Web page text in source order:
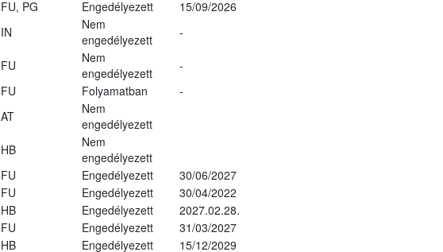
FU, PG Engedélyezett
15/09/2026
IN
Nem
engedélyezett
-
FU
Nem
engedélyezett
-
FU Folyamatban
-
AT
Nem
engedélyezett
HB
Nem
engedélyezett
FU Engedélyezett
30/06/2027
FU Engedélyezett
30/04/2022
HB Engedélyezett
2027.02.28.
FU Engedélyezett
31/03/2027
HB Engedélyezett
15/12/2029